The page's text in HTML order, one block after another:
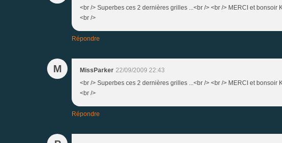
<br /> Superbes ces 2 dernières grilles ...<br /> <br /> MERCI et bonsoir
<br />
Répondre
M MissParker 22/09/2009 22:43
<br /> Superbes ces 2 dernières grilles ...<br /> <br /> MERCI et bonsoir
<br />
Répondre